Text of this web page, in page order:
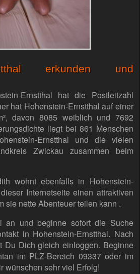
erkunden und
Ernstthal hat die Postleitzahl
hat Hohenstein-Ernstthal auf einer
davon 8085 weiblich und 7692
liegt bei 861 Menschen
Ernstthal und die vielen
Zwickau zusammen beim
wohnt ebenfalls in Hohenstein-
Internetseite einen attraktiven
sie nette Abenteuer teilen kann .
an und beginne sofort die Suche
in Hohenstein-Ernstthal. Nach
Du Dich gleich einloggen. Beginne
im PLZ-Bereich 09337 oder im
wünschen sehr viel Erfolg!